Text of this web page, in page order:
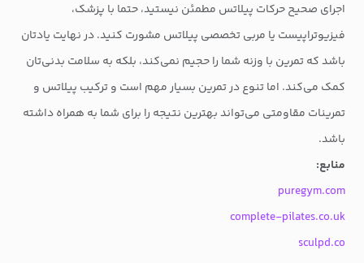
اجرای صحیح حرکات پیلاتس مطمئن نیستید، حتما با پزشک،
فیزیوتراپیست یا مربی تخصصی پیلاتس مشورت کنید. در نهایت یادتان
باشد که تمرین با وزنه شما را حجیم نمی‌کند، بلکه به سلامت بدنی‌تان
کمک می‌کند. اما تنوع در تمرین بسیار مهم است و ترکیب پیلاتس و
تمرینات مقاومتی می‌تواند بهترین نتیجه را برای شما به همراه داشته
باشد.
منابع:
puregym.com
complete-pilates.co.uk
sculpd.co